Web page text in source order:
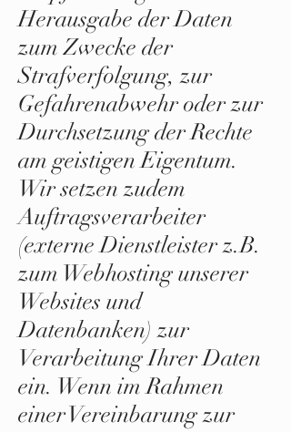
Herausgabe der Daten
zum Zwecke der
Strafverfolgung, zur
Gefahrenabwehr oder zur
Durchsetzung der Rechte
am geistigen Eigentum.
Wir setzen zudem
Auftragsverarbeiter
(externe Dienstleister z.B.
zum Webhosting unserer
Websites und
Datenbanken) zur
Verarbeitung Ihrer Daten
ein. Wenn im Rahmen
einer Vereinbarung zur